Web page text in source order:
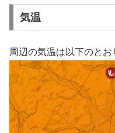
気温
周辺の気温は以下のとお